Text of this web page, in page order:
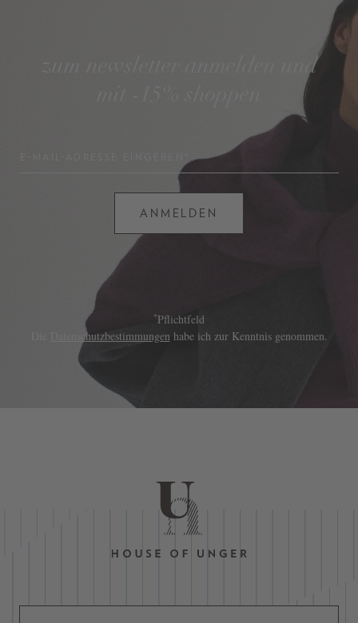
zum newsletter anmelden und
ANMELDEN
*Pflichtfeld
Datenschutzbestimmungen habe ich zur Kenntnis genommen.